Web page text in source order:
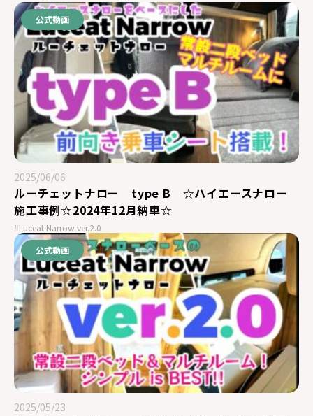
公式動画
2025/06/06
ルーチェットナロー type B ☆ハイエースナロー
施工事例☆2024年12月納車☆
#Luceat Narrow ver.2.0
公式動画
2025/05/23